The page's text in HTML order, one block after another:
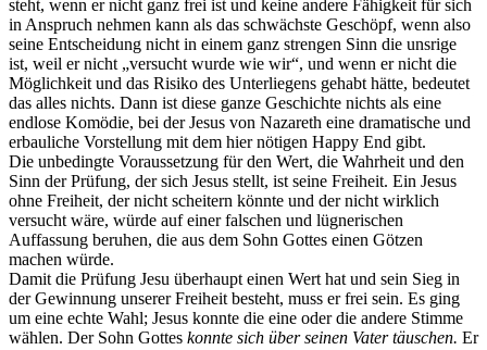
steht, wenn er nicht ganz frei ist und keine andere Fähigkeit für sich
in Anspruch nehmen kann als das schwächste Geschöpf, wenn also
seine Entscheidung nicht in einem ganz strengen Sinn die unsrige
ist, weil er nicht „versucht wurde wie wir“, und wenn er nicht die
Möglichkeit und das Risiko des Unterliegens gehabt hätte, bedeutet
das alles nichts. Dann ist diese ganze Geschichte nichts als eine
endlose Komödie, bei der Jesus von Nazareth eine dramatische und
erbauliche Vorstellung mit dem hier nötigen Happy End gibt.
Die unbedingte Voraussetzung für den Wert, die Wahrheit und den
Sinn der Prüfung, der sich Jesus stellt, ist seine Freiheit. Ein Jesus
ohne Freiheit, der nicht scheitern könnte und der nicht wirklich
versucht wäre, würde auf einer falschen und lügnerischen
Auffassung beruhen, die aus dem Sohn Gottes einen Götzen
machen würde.
Damit die Prüfung Jesu überhaupt einen Wert hat und sein Sieg in
der Gewinnung unserer Freiheit besteht, muss er frei sein. Es ging
um eine echte Wahl; Jesus konnte die eine oder die andere Stimme
wählen. Der Sohn Gottes konnte sich über seinen Vater täuschen. Er